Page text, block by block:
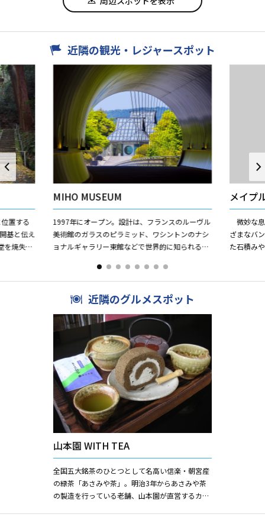
近隣の観光・レジャースポット
置する
基と伝え
を焼失し
MIHO MUSEUM
1997年にオープン。設計は、フランスのルーヴル
美術館のガラスのピラミッド、ワシントンのナシ
ョナルギャラリー東館などで世界的に知られる
メイプ
微妙な
ざまなバ
た石積み
近隣のグルメスポット
山本園 WITH TEA
全国五大銘茶のひとつとして名高い信楽・朝宮産
の緑茶「あさみや茶」。明治3年からあさみや茶
の製造を行っている老舗、山本園が直営するカフ